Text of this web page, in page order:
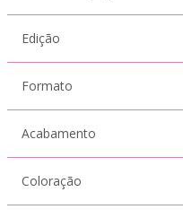
Edição
Formato
Acabamento
Coloração